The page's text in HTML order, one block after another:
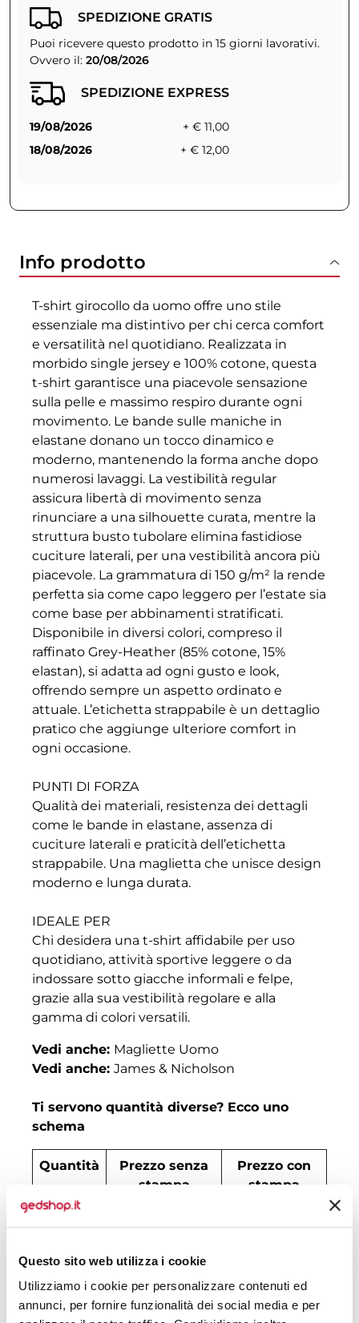
Questo sito web utilizza i cookie
Utilizziamo i cookie per personalizzare contenuti ed
annunci, per fornire funzionalità dei social media e per
SPEDIZIONE GRATIS
Puoi ricevere questo prodotto in 15 giorni lavorativi.
Ovvero il: 20/08/2026
SPEDIZIONE EXPRESS
19/08/2026
+ € 11,00
18/08/2026
+ € 12,00
Info prodotto
T-shirt girocollo da uomo offre uno stile
essenziale ma distintivo per chi cerca comfort
e versatilità nel quotidiano. Realizzata in
morbido single jersey e 100% cotone, questa
t-shirt garantisce una piacevole sensazione
sulla pelle e massimo respiro durante ogni
movimento. Le bande sulle maniche in
elastane donano un tocco dinamico e
moderno, mantenendo la forma anche dopo
numerosi lavaggi. La vestibilità regular
assicura libertà di movimento senza
rinunciare a una silhouette curata, mentre la
struttura busto tubolare elimina fastidiose
cuciture laterali, per una vestibilità ancora più
piacevole. La grammatura di 150 g/m² la rende
perfetta sia come capo leggero per l’estate sia
come base per abbinamenti stratificati.
Disponibile in diversi colori, compreso il
raffinato Grey-Heather (85% cotone, 15%
elastan), si adatta ad ogni gusto e look,
offrendo sempre un aspetto ordinato e
attuale. L’etichetta strappabile è un dettaglio
pratico che aggiunge ulteriore comfort in
ogni occasione.
PUNTI DI FORZA
Qualità dei materiali, resistenza dei dettagli
come le bande in elastane, assenza di
cuciture laterali e praticità dell’etichetta
strappabile. Una maglietta che unisce design
moderno e lunga durata.
IDEALE PER
Chi desidera una t-shirt affidabile per uso
quotidiano, attività sportive leggere o da
indossare sotto giacche informali e felpe,
grazie alla sua vestibilità regolare e alla
gamma di colori versatili.
Vedi anche: Magliette Uomo
Vedi anche: James & Nicholson
Ti servono quantità diverse? Ecco uno
schema
Quantità
Prezzo senza
stampa
Prezzo con
stampa
100 € 4,29 € 5,20
200 € 3,90 € 4,61